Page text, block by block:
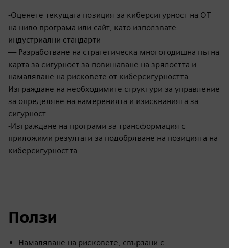
-Оценете текущата позиция за киберсигурност на OT
на ниво програма или сайт, като използвате
индустриални стандарти
— Разработване на стратегическа многогодишна пътна
карта за сигурност за повишаване на зрялостта и
намаляване на рисковете от киберсигурността
Изграждане на необходимите структури за управление
за определяне на намеренията и изискванията за
сигурност
-Изграждане на програми за трансформация с
приложими резултати за подобряване на позицията на
киберсигурността
Ползи
Намаляване на рисковете, свързани с